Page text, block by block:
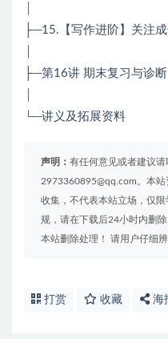
├─15.【写作进阶】关注
├─第16讲 期末复习与诊断
└─讲义及拓展资料
声明： 有任何意见或者建议请
2973360895@qq.com。本
收集，不代表本站立场，仅
规，请在下载后24小时内删
本站删除处理！ 请用户仔细
打赏 收藏 海